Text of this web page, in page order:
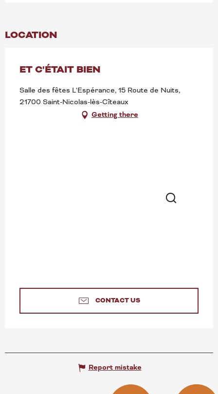
LOCATION
ET C'ÉTAIT BIEN
Salle des fêtes L'Espérance, 15 Route de Nuits,
21700 Saint-Nicolas-lès-Cîteaux
Getting there
CONTACT US
Report mistake